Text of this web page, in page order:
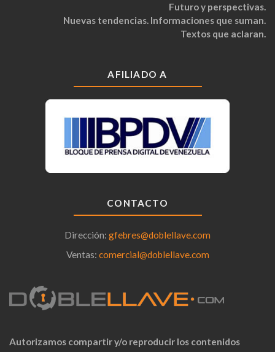
Futuro y perspectivas.
Nuevas tendencias. Informaciones que suman.
Textos que aclaran.
AFILIADO A
CONTACTO
Dirección: gfebres@doblellave.com
Ventas: comercial@doblellave.com
Autorizamos compartir y/o reproducir los contenidos